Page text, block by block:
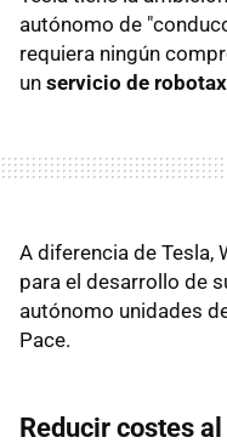
autónomo de
requiera ningún
un servicio de
A diferencia de Tesla,
para el desarrollo de
autónomo unidades
Pace.
Reducir costes